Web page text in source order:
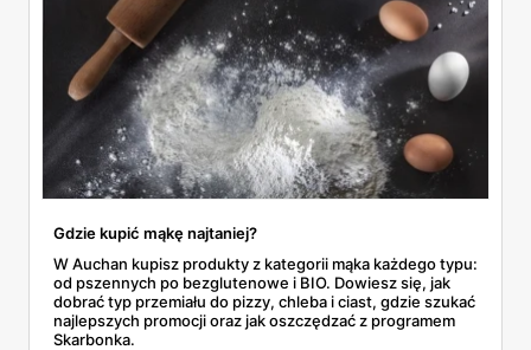
Gdzie kupić mąkę najtaniej?
W Auchan kupisz produkty z kategorii mąka każdego typu:
od pszennych po bezglutenowe i BIO. Dowiesz się, jak
dobrać typ przemiału do pizzy, chleba i ciast, gdzie szukać
najlepszych promocji oraz jak oszczędzać z programem
Skarbonka.